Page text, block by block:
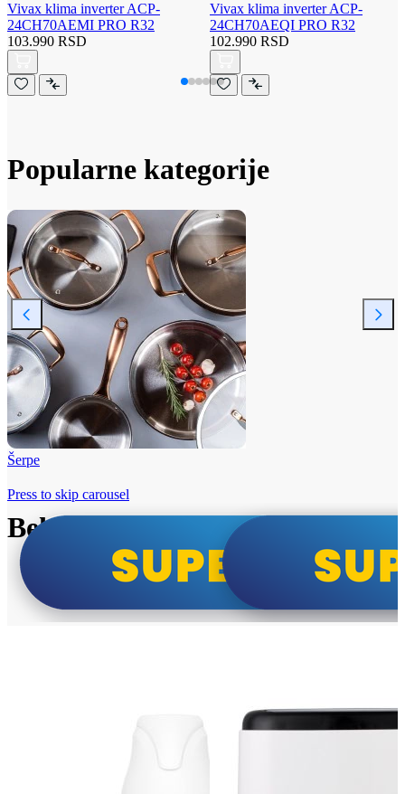
Vivax klima inverter ACP-
24CH70AEMI PRO R32
103.990 RSD
Vivax klima inverter ACP-
24CH70AEQI PRO R32
102.990 RSD
Popularne kategorije
Šerpe
Beko i Tesla super cene
Press to skip carousel